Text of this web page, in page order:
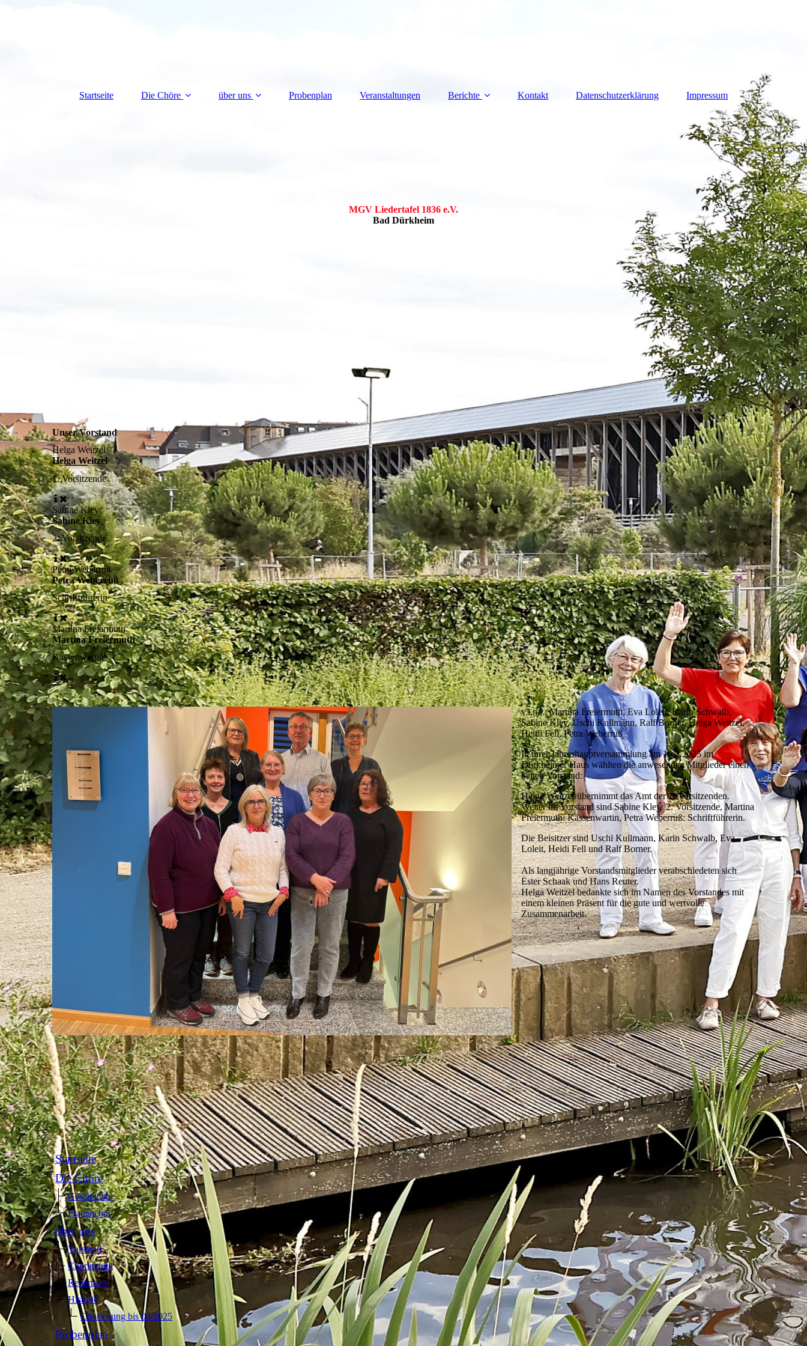
Startseite Die Chöre über uns Probenplan Veranstaltungen Berichte Kontakt Datenschutzerklärung Impressum
MGV Liedertafel 1836 e.V.
Bad Dürkheim
Unser Vorstand
Helga Weitzel
Helga Weitzel
1. Vorsitzende
Sabine Kley
Sabine Kley
2. Vorsitzende
Petra Weberruß
Petra Weberruß
Schriftführerin
Martina Freiermuth
Martina Freiermuth
Kassenwartin
v.l.n.r.: Martina Freiermuth, Eva Loleit, Karin Schwalb,
Sabine Kley, Uschi Kullmann, Ralf Borner, Helga Weitzel,
Heidi Fell, Petra Weberruß
In ihrer Jahreshauptversammlung am 19.3.2025 im
Dürkheimer Haus wählten die anwesenden Mitglieder einen
neuen Vorstand:
Helga Weitzel übernimmt das Amt der 1. Vorsitzenden.
Weiter im Vorstand sind Sabine Kley: 2. Vorsitzende, Martina
Freiermuth: Kassenwartin, Petra Weberruß: Schriftführerin.
Die Beisitzer sind Uschi Kullmann, Karin Schwalb, Eva
Loleit, Heidi Fell und Ralf Borner.
Als langjährige Vorstandsmitglieder verabschiedeten sich
Ester Schaak und Hans Reuter.
Helga Weitzel bedankte sich im Namen des Vorstandes mit
einem kleinen Präsent für die gute und wertvolle
Zusammenarbeit.
Startseite
Die Chöre
Gesamtchor
Frauenchor
über uns
Vorstand
Chorleitung
Repertoire
Historie
Chorleitung bis 04/2025
Probenplan